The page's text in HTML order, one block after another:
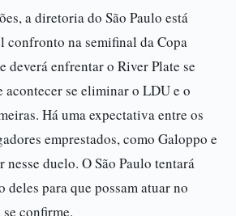
a diretoria do São Paulo está
confronto na semifinal da Copa
deverá enfrentar o River Plate se
acontecer se eliminar o LDU e o
Há uma expectativa entre os
emprestados, como Galoppo e
duelo. O São Paulo tentará
deles para que possam atuar no
confirme.